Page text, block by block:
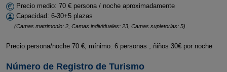
Precio medio: 70 € persona / noche aproximadamente
Capacidad: 6-30+5 plazas
(Camas matrimonio: 2, Camas individuales: 23, Camas supletorias: 5)
Precio persona/noche 70 €, mínimo. 6 personas , ñiños 30€ por noche
Número de Registro de Turismo